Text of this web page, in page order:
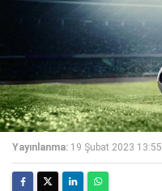
Yayınlanma: 19 Şubat 2023 13:55